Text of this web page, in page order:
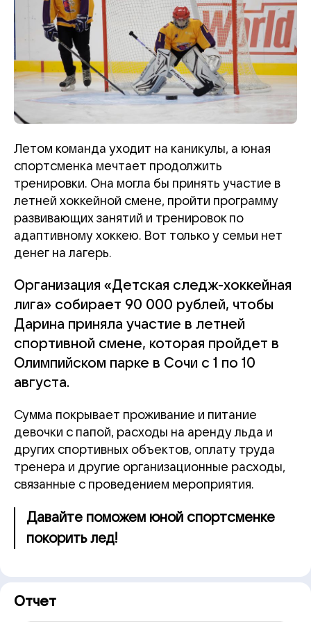
Летом команда уходит на каникулы, а юная
спортсменка мечтает продолжить
тренировки. Она могла бы принять участие в
летней хоккейной смене, пройти программу
развивающих занятий и тренировок по
адаптивному хоккею. Вот только у семьи нет
денег на лагерь.
Организация «Детская следж-хоккейная
лига» собирает 90 000 рублей, чтобы
Дарина приняла участие в летней
спортивной смене, которая пройдет в
Олимпийском парке в Сочи с 1 по 10
августа.
Сумма покрывает проживание и питание
девочки с папой, расходы на аренду льда и
других спортивных объектов, оплату труда
тренера и другие организационные расходы,
связанные с проведением мероприятия.
Давайте поможем юной спортсменке
покорить лед!
Отчет